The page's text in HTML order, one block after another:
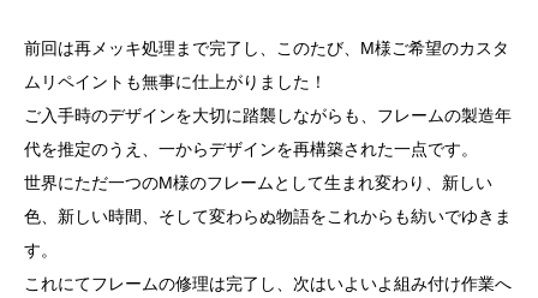
前回は再メッキ処理まで完了し、このたび、M様ご希望のカスタ
ムリペイントも無事に仕上がりました！
ご入手時のデザインを大切に踏襲しながらも、フレームの製造年
代を推定のうえ、一からデザインを再構築された一点です。
世界にただ一つのM様のフレームとして生まれ変わり、新しい
色、新しい時間、そして変わらぬ物語をこれからも紡いでゆきま
す。
これにてフレームの修理は完了し、次はいよいよ組み付け作業へ